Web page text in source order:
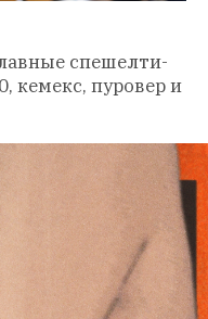
спешелти-
кемекс, пуровер и